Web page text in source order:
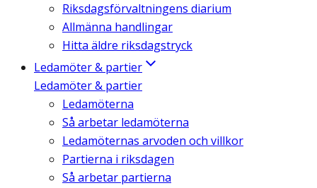
Riksdagsförvaltningens diarium
Allmänna handlingar
Hitta äldre riksdagstryck
Ledamöter & partier
Ledamöter & partier
Ledamöterna
Så arbetar ledamöterna
Ledamöternas arvoden och villkor
Partierna i riksdagen
Så arbetar partierna